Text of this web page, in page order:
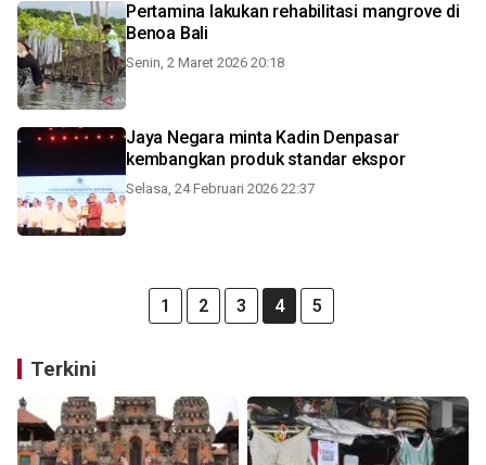
Pertamina lakukan rehabilitasi mangrove di
Benoa Bali
Senin, 2 Maret 2026 20:18
Jaya Negara minta Kadin Denpasar
kembangkan produk standar ekspor
Selasa, 24 Februari 2026 22:37
1 2 3 4 5
Terkini